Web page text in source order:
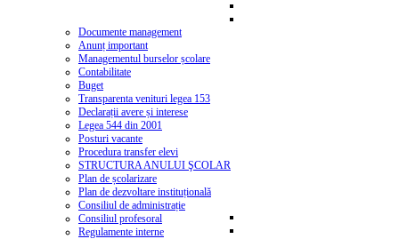
Documente management
Anunț important
Managementul burselor școlare
Contabilitate
Buget
Transparenta venituri legea 153
Declarații avere și interese
Legea 544 din 2001
Posturi vacante
Procedura transfer elevi
STRUCTURA ANULUI ŞCOLAR
Plan de școlarizare
Plan de dezvoltare instituțională
Consiliul de administrație
Consiliul profesoral
Regulamente interne